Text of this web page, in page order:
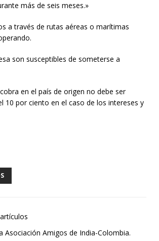
más de seis meses.»
a través de rutas aéreas o marítimas
son susceptibles de someterse a
en el país de origen no debe ser
10 por ciento en el caso de los intereses y
Asociación Amigos de India-Colombia.